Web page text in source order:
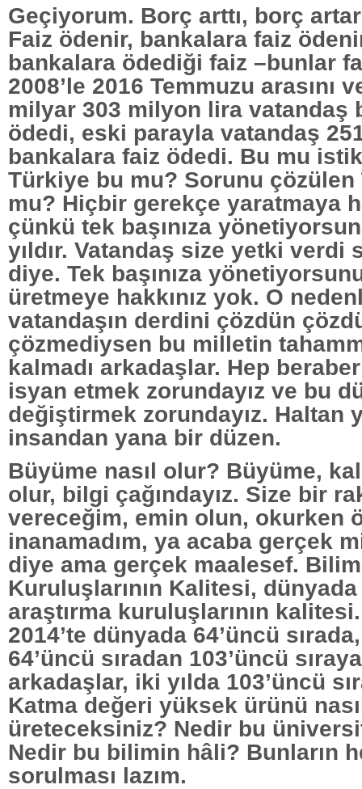
Geçiyorum. Borç arttı, borç
Faiz ödenir, bankalara faiz
bankalara ödediği faiz –bunlar
2008’le 2016 Temmuzu arasını
milyar 303 milyon lira vatandaş
ödedi, eski parayla vatandaş
bankalara faiz ödedi. Bu mu
Türkiye bu mu? Sorunu
mu? Hiçbir gerekçe yaratmaya
çünkü tek başınıza
yıldır. Vatandaş size yetki verdi
diye. Tek başınıza
üretmeye hakkınız yok. O
vatandaşın derdini çözdün
çözmediysen bu milletin
kalmadı arkadaşlar. Hep
isyan etmek zorundayız ve bu
değiştirmek zorundayız. Haltan
insandan yana bir düzen.
Büyüme nasıl olur? Büyüme,
olur, bilgi çağındayız. Size bir
vereceğim, emin olun, okurken
inanamadım, ya acaba gerçek
diye ama gerçek maalesef.
Kuruluşlarının Kalitesi,
araştırma kuruluşlarının
2014’te dünyada 64’üncü
64’üncü sıradan 103’üncü
arkadaşlar, iki yılda 103’üncü
Katma değeri yüksek ürünü
üreteceksiniz? Nedir bu
Nedir bu bilimin hâli? Bunların
sorulması lazım.